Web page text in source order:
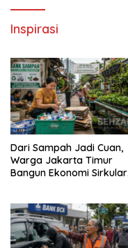
Inspirasi
Dari Sampah Jadi Cuan,
Warga Jakarta Timur
Bangun Ekonomi Sirkular